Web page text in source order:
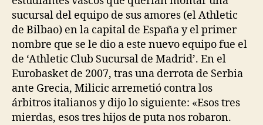
sucursal del equipo de sus amores (el Athletic
de Bilbao) en la capital de España y el primer
nombre que se le dio a este nuevo equipo fue el
de ‘Athletic Club Sucursal de Madrid’. En el
Eurobasket de 2007, tras una derrota de Serbia
ante Grecia, Milicic arremetió contra los
árbitros italianos y dijo lo siguiente: «Esos tres
mierdas, esos tres hijos de puta nos robaron.